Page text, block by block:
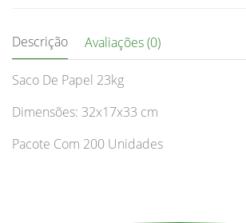
Descrição Avaliações (0)
Saco De Papel 23kg
Dimensões: 32x17x33 cm
Pacote Com 200 Unidades